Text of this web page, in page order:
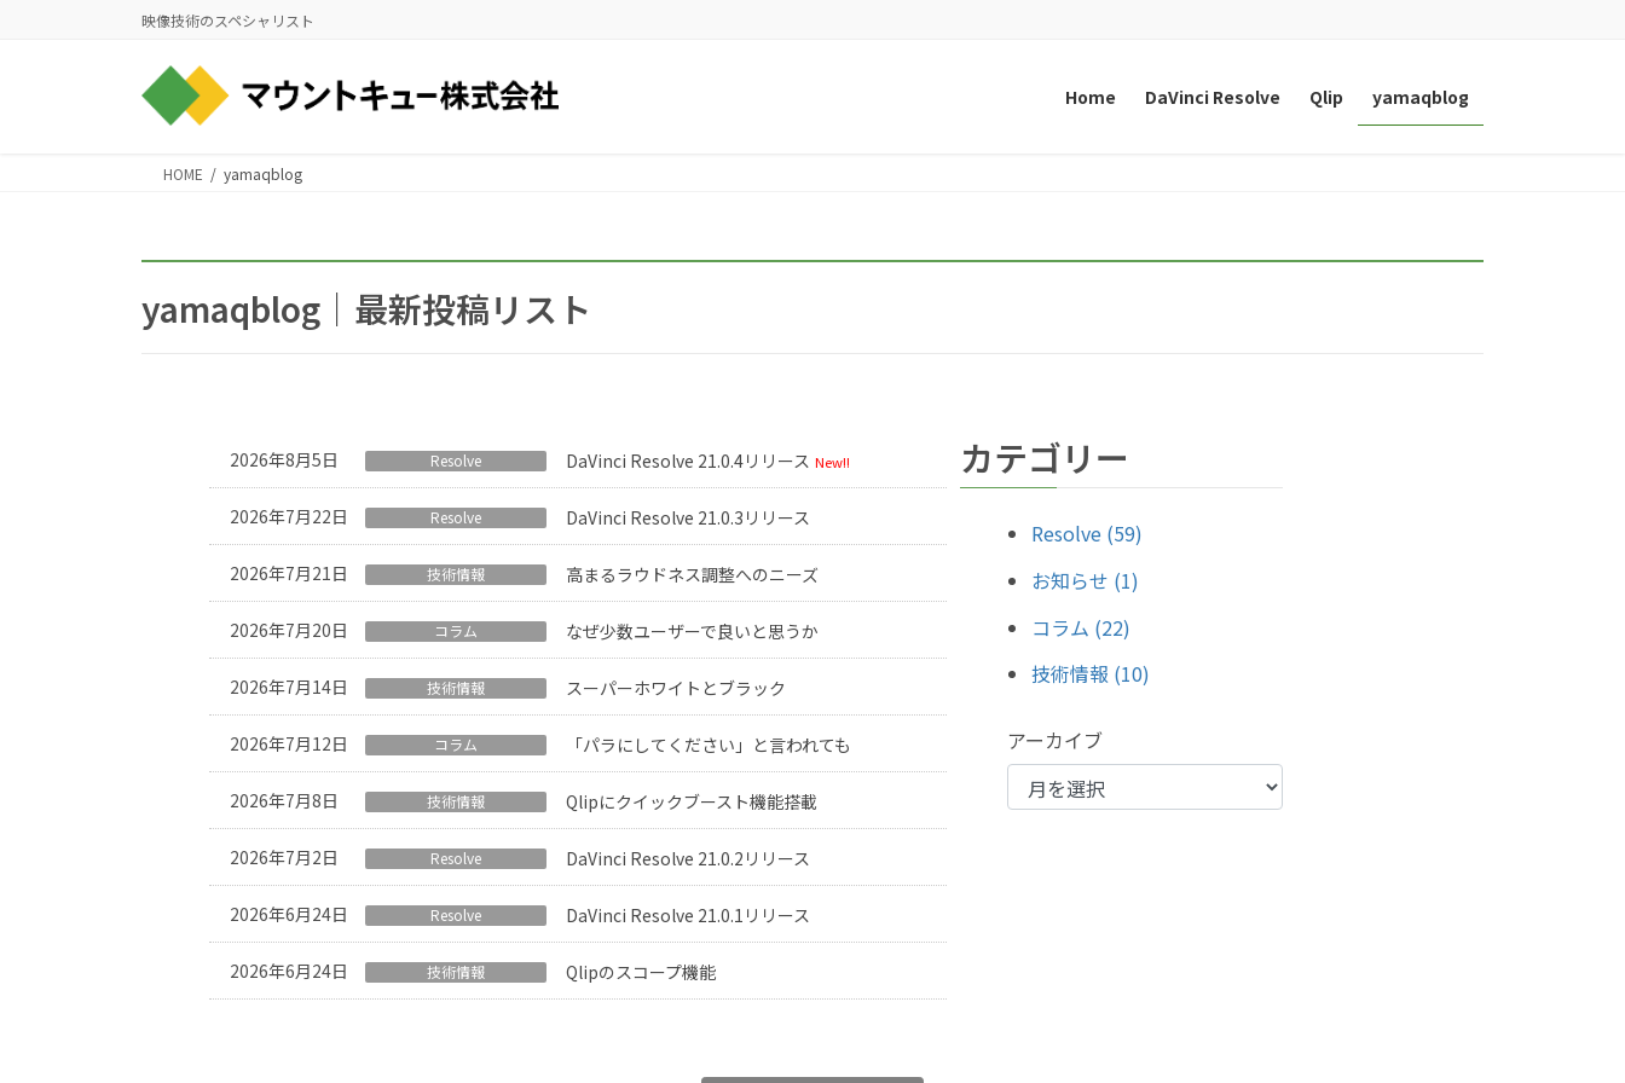
映像技術のスペシャリスト
Home DaVinci Resolve Qlip yamaqblog
HOME yamaqblog
yamaqblog｜最新投稿リスト
2026年8月5日 Resolve DaVinci Resolve 21.0.4リリース New!!
2026年7月22日 Resolve DaVinci Resolve 21.0.3リリース
2026年7月21日 技術情報 高まるラウドネス調整へのニーズ
2026年7月20日 コラム なぜ少数ユーザーで良いと思うか
2026年7月14日 技術情報 スーパーホワイトとブラック
2026年7月12日 コラム 「パラにしてください」と言われても
2026年7月8日 技術情報 Qlipにクイックブースト機能搭載
2026年7月2日 Resolve DaVinci Resolve 21.0.2リリース
2026年6月24日 Resolve DaVinci Resolve 21.0.1リリース
2026年6月24日 技術情報 Qlipのスコープ機能
カテゴリー
Resolve (59)
お知らせ (1)
コラム (22)
技術情報 (10)
アーカイブ